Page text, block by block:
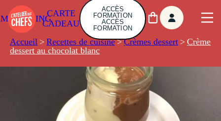
CARTE
CADEAU
ACCÈS
FORMATION
ACCÈS
FORMATION
Accueil > Recettes de cuisine > Crèmes dessert > Crème
dessert au chocolat blanc